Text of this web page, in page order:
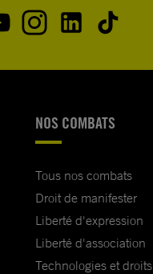
NOS COMBATS
Tous nos combats
Droit de manifester
Liberté d'expression
Liberté d'association
Technologies et droits